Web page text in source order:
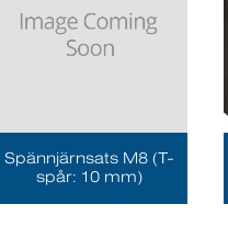
Spännjärnsats M8 (T-
spår: 10 mm)